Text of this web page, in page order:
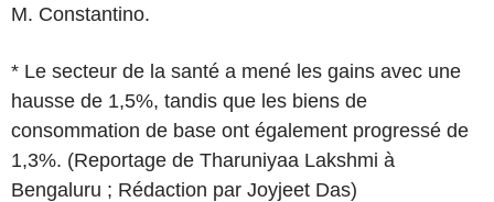
M. Constantino.
* Le secteur de la santé a mené les gains avec une
hausse de 1,5%, tandis que les biens de
consommation de base ont également progressé de
1,3%. (Reportage de Tharuniyaa Lakshmi à
Bengaluru ; Rédaction par Joyjeet Das)